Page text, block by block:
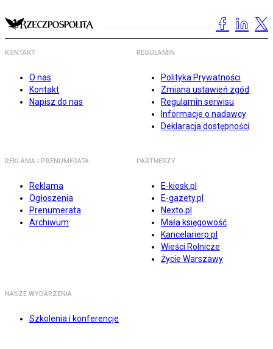
KONTAKT
O nas
Kontakt
Napisz do nas
REGULAMIN
Polityka Prywatności
Zmiana ustawień zgód
Regulamin serwisu
Informacje o nadawcy
Deklaracja dostępności
REKLAMA I PRENUMERATA
Reklama
Ogłoszenia
Prenumerata
Archiwum
PARTNERZY
E-kiosk.pl
E-gazety.pl
Nexto.pl
Mała księgowość
Kancelarierp.pl
Wieści Rolnicze
Życie Warszawy
NASZE WYDARZENIA
Szkolenia i konferencje